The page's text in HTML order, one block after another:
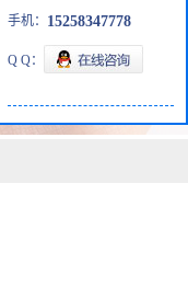
手机： 15258347778
Q Q：